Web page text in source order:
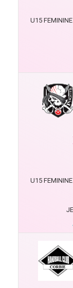
U15
U15